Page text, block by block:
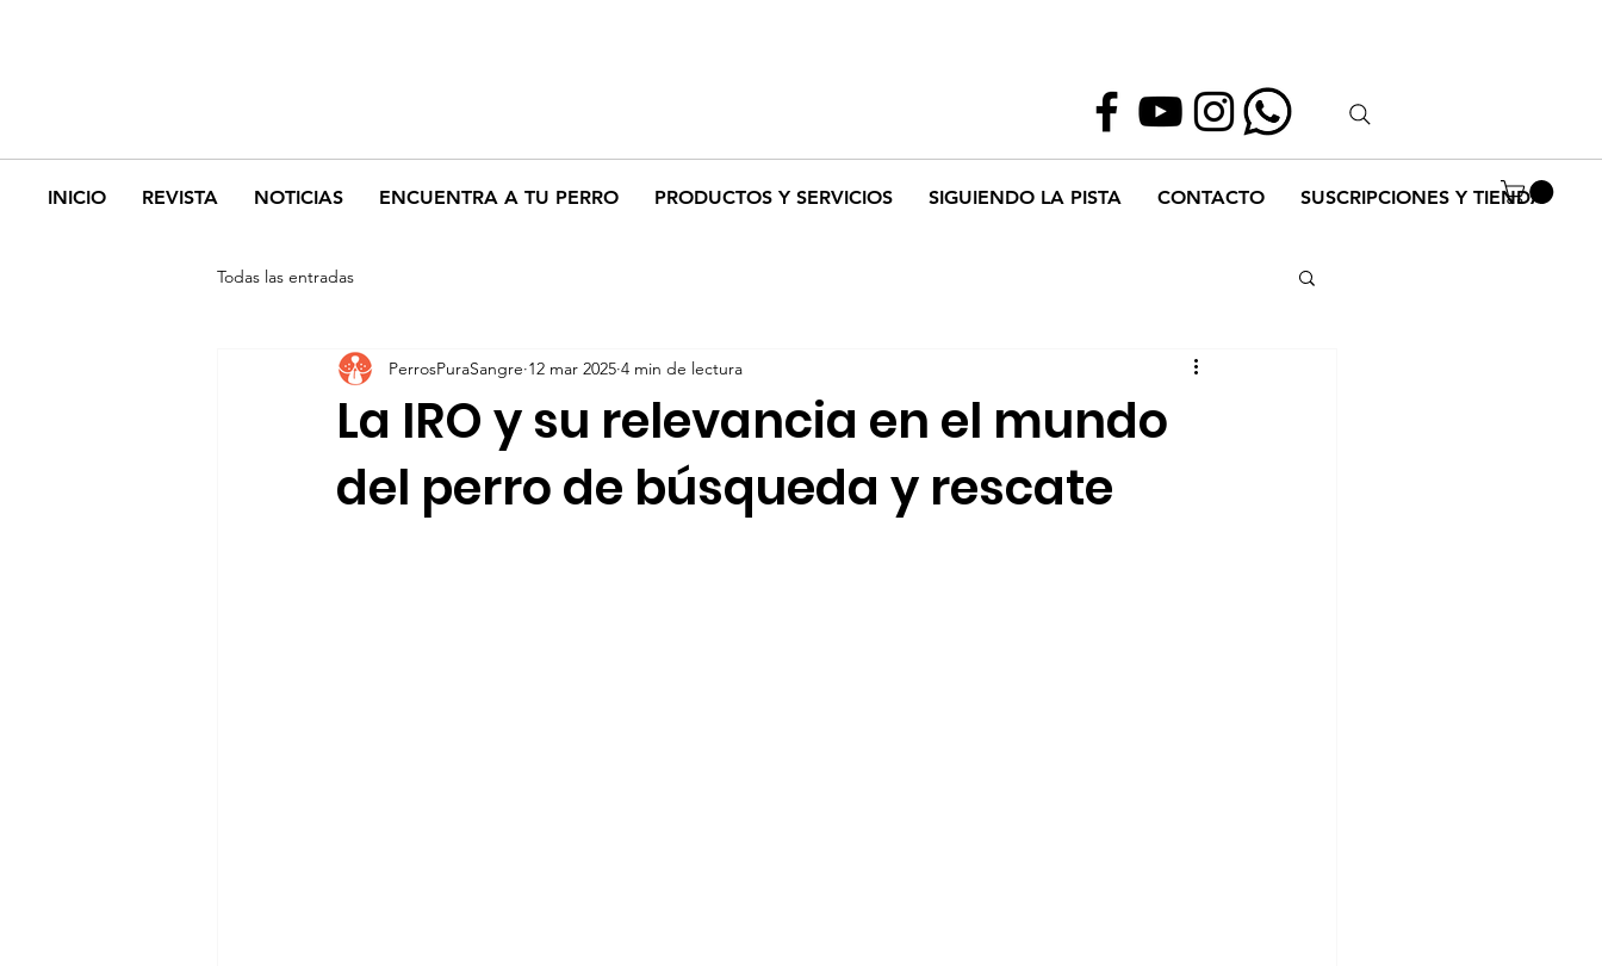
INICIO REVISTA NOTICIAS ENCUENTRA A TU PERRO PRODUCTOS Y SERVICIOS SIGUIENDO LA PISTA CONTACTO SUSCRIPCIONES Y TIENDA
Todas las entradas
La IRO y su relevancia en el mundo
del perro de búsqueda y rescate
PerrosPuraSangre 12 mar 2025 4 min de lectura